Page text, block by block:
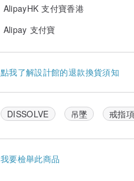
AlipayHK 支付寶香港
Alipay 支付寶
點我了解設計館的退款換貨須知
DISSOLVE 吊墜 戒指
我要檢舉此商品